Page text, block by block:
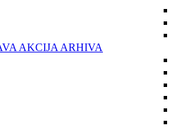
AKCIJA ARHIVA